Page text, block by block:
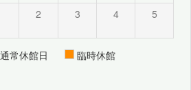
2 3 4 5
通常休館日
臨時休館